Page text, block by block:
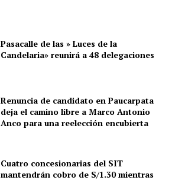
Pasacalle de las » Luces de la
Candelaria» reunirá a 48 delegaciones
Renuncia de candidato en Paucarpata
deja el camino libre a Marco Antonio
Anco para una reelección encubierta
Cuatro concesionarias del SIT
mantendrán cobro de S/1.30 mientras